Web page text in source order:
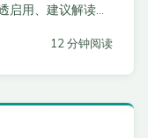
启用、建议解读、
12 分钟阅读